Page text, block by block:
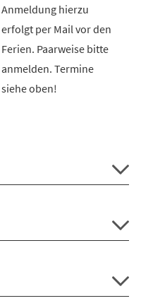
Anmeldung hierzu
erfolgt per Mail vor den
Ferien. Paarweise bitte
anmelden. Termine
siehe oben!